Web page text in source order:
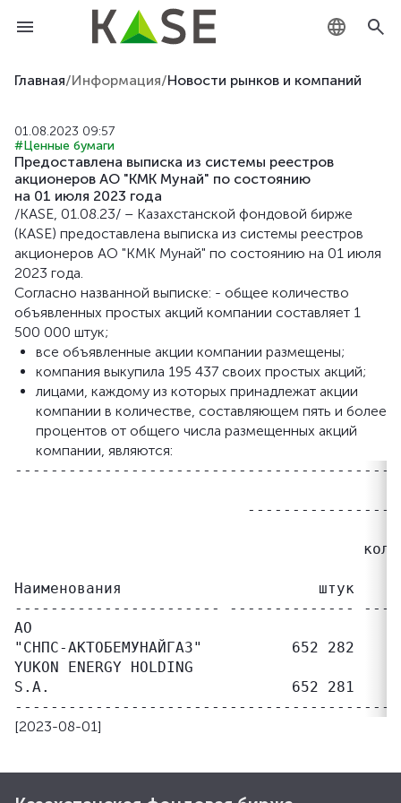
KZ
EN
Главная/Информация/Новости рынков и компаний
01.08.2023 09:57
#Ценные бумаги
Предоставлена выписка из системы реестров
акционеров АО "KMK Мунай" по состоянию
на 01 июля 2023 года
/KASE, 01.08.23/ – Казахстанской фондовой бирже
(KASE) предоставлена выписка из системы реестров
акционеров АО "KMK Мунай" по состоянию на 01 июля
2023 года.
Согласно названной выписке: - общее количество
объявленных простых акций компании составляет 1
500 000 штук;
все объявленные акции компании размещены;
компания выкупила 195 437 своих простых акций;
лицами, каждому из которых принадлежат акции
компании в количестве, составляющем пять и более
процентов от общего числа размещенных акций
компании, являются:
Наименования                      штук
----------------------- --------------
АО
"СНПС-АКТОБЕМУНАЙГАЗ"          652
YUKON ENERGY HOLDING
S.A.                           652 281
[2023-08-01]